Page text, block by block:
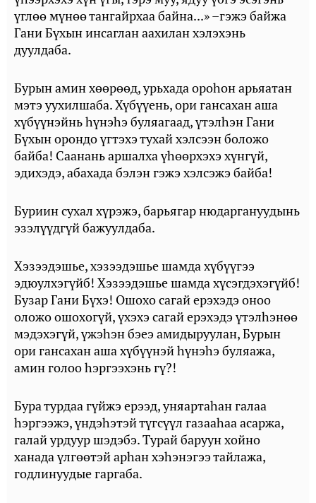
үглөө мүнөө тангайрхаа байна...» –гэжэ байжа
Гани Бүхын инсаглан аахилан хэлэхэнь
дуулдаба.
Бурын амин хөөрөөд, урьхада ороһон арьяатан
мэтэ уухилшаба. Хүбүүень, ори гансахан аша
хүбүүнэйнь һүнэһэ буляагаад, үтэлһэн Гани
Бүхын орондо үгтэхэ тухай хэлсээн боложо
байба! Саанань аршалха үһөөрхэхэ хүнгүй,
эдихэдэ, абахада бэлэн гэжэ хэлсэжэ байба!
Буриин сухал хүрэжэ, барьягар нюдаргануудынь
эзэлүүдгүй бажуулдаба.
Хэзээдэшье, хэзээдэшье шамда хүбүүгээ
эдюулхэгүйб! Хэзээдэшье шамда хүсэгдэхэгүйб!
Бузар Гани Бүхэ! Ошохо сагай ерэхэдэ оноо
оложо ошохогүй, үхэхэ сагай ерэхэдэ үтэлһэнөө
мэдэхэгүй, үжэһэн бэеэ амидыруулан, Бурын
ори гансахан аша хүбүүнэй һүнэһэ буляажа,
амин голоо һэргээхэнь гү?!
Бура турдаа гүйжэ ерээд, уняартаһан галаа
һэргээжэ, үндэһэтэй түгсүүл газааһаа асаржа,
галай урдуур шэдэбэ. Турай баруун хойно
ханада үлгөөтэй арһан хэһэнэгээ тайлажа,
годлинуудые гаргаба.